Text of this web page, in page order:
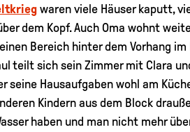
waren viele Häuser kaputt,
dem Kopf. Auch Oma wohnt
Bereich hinter dem Vorhang
teilt sich sein Zimmer mit Clara
seine Hausaufgaben wohl am
Kindern aus dem Block
haben und man nicht mehr